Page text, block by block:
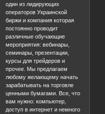
один из лидирующих
операторов Украинской
биржи и компания которая
постоянно проводит
различные обучающие
мероприятия: вебинары,
семинары, презентации,
курсы для трейдеров и
прочее. Мы предлагаем
любому желающему начать
зарабатывать на торговле
ценными бумагами. Все, что
вам нужно: компьютер,
доступ в интернет и немного